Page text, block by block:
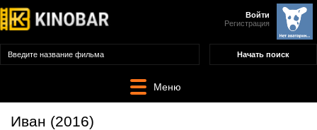
Войти
Регистрация
Меню
Иван (2016)